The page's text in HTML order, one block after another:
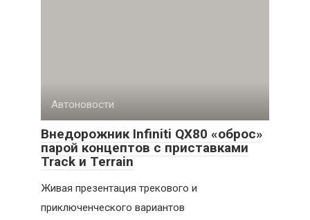
Автоновости
Внедорожник Infiniti QX80 «оброс»
парой концептов с приставками
Track и Terrain
Живая презентация трекового и
приключенческого вариантов